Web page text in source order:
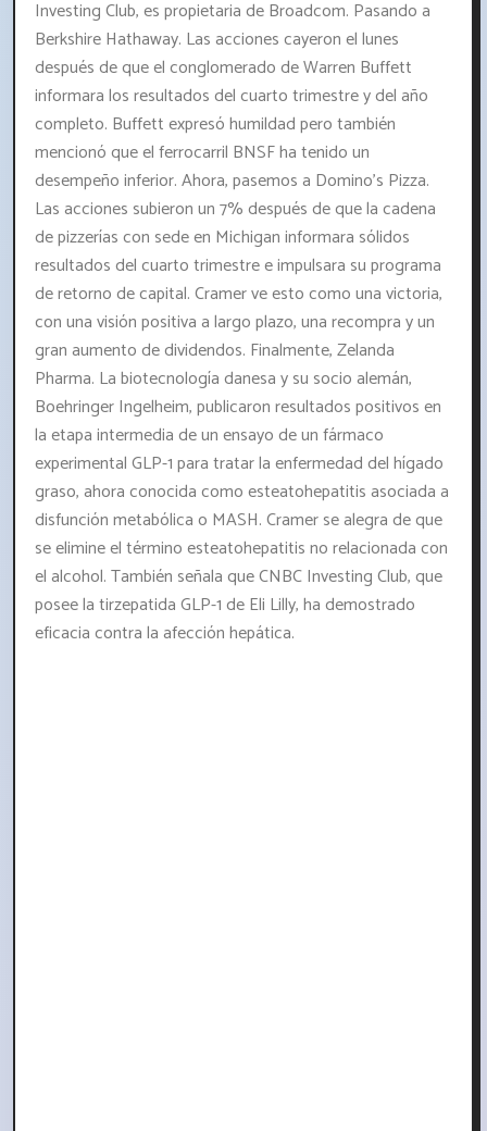
Investing Club, es propietaria de Broadcom. Pasando a
Berkshire Hathaway. Las acciones cayeron el lunes
después de que el conglomerado de Warren Buffett
informara los resultados del cuarto trimestre y del año
completo. Buffett expresó humildad pero también
mencionó que el ferrocarril BNSF ha tenido un
desempeño inferior. Ahora, pasemos a Domino's Pizza.
Las acciones subieron un 7% después de que la cadena
de pizzerías con sede en Michigan informara sólidos
resultados del cuarto trimestre e impulsara su programa
de retorno de capital. Cramer ve esto como una victoria,
con una visión positiva a largo plazo, una recompra y un
gran aumento de dividendos. Finalmente, Zelanda
Pharma. La biotecnología danesa y su socio alemán,
Boehringer Ingelheim, publicaron resultados positivos en
la etapa intermedia de un ensayo de un fármaco
experimental GLP-1 para tratar la enfermedad del hígado
graso, ahora conocida como esteatohepatitis asociada a
disfunción metabólica o MASH. Cramer se alegra de que
se elimine el término esteatohepatitis no relacionada con
el alcohol. También señala que CNBC Investing Club, que
posee la tirzepatida GLP-1 de Eli Lilly, ha demostrado
eficacia contra la afección hepática.